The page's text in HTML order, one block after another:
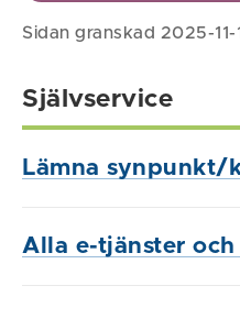
Sidan granskad 2025-11-
Självservice
Lämna synpunkt/
Alla e-tjänster